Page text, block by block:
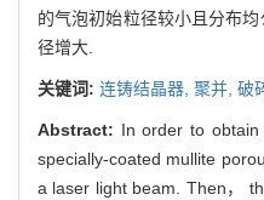
的气泡初始粒径较小且分布
径增大.
关键词: 连铸结晶器, 聚并, 破
Abstract: In order to
specially-coated mullite
a laser light beam. Then，